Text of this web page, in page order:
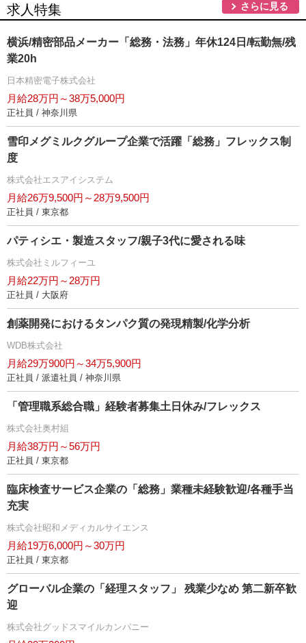
求人特集 さらに見る
横浜/精密部品メーカー「総務・法務」年休124日/転勤無/残
業20h
日本精密電子株式会社
月給28万円～38万5,000円
正社員 / 神奈川県
雪印メグミルクグループ企業で活躍「総務」フレックス制
度
株式会社エスアイシステム
月給26万9,500円～28万9,500円
正社員 / 東京都
パティシエ・製造スタッフ/親子3代に愛される味
株式会社ミルフィーユ
月給22万円～28万円
正社員 / 大阪府
創薬開発におけるタンパク質の発現精製/化学分析
WDB株式会社
月給29万900円～34万5,900円
正社員 / 派遣社員 / 神奈川県
「管理職系総合職」経験者募集土日休み/フレックス
株式会社奥村組
月給38万円～56万円
正社員 / 東京都
臨床検査サービス企業の「総務」業種未経験歓迎/各種手当
充実
株式会社昭和メディカルサイエンス
月給19万6,000円～30万円
正社員 / 東京都
グローバル企業の「経理スタッフ」 残業少なめ 第二新卒歓
迎
株式会社グッドスマイルカンパニー